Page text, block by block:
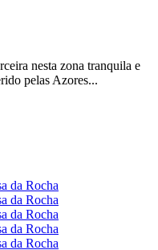
nesta zona tranquila e
pelas Azores...